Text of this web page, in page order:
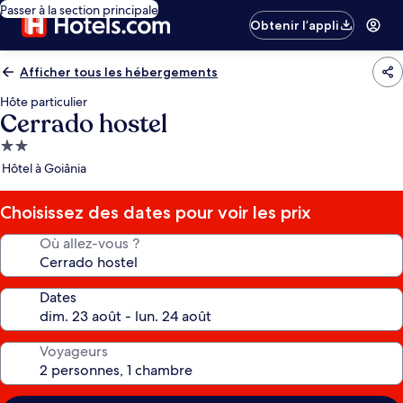
Passer à la section principale
Obtenir l’appli
Afficher tous les hébergements
Hôte particulier
Cerrado hostel
Hébergement
2.0 étoiles
Hôtel à Goiânia
Choisissez des dates pour voir les prix
Où allez-vous ?
Dates
Voyageurs